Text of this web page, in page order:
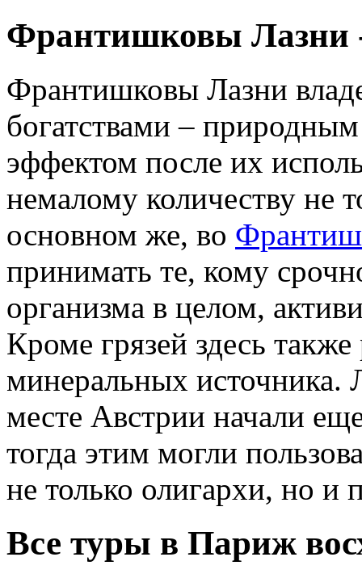
Франтишковы Лазни
Франтишковы Лазни
богатствами –
эффектом после их
немалому количеству не
основном же, во
принимать те, кому
организма в целом,
Кроме грязей здесь
минеральных источника.
месте Австрии начали
тогда этим могли
не только олигархи, но и
Все туры в Париж